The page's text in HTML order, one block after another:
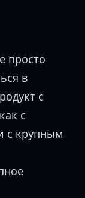
просто
в
с
с
с крупным